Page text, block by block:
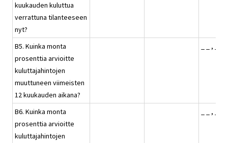
kuukauden kuluttua
verrattuna tilanteeseen
nyt?
B5. Kuinka monta
prosenttia arvioitte
kuluttajahintojen
muuttuneen viimeisten
12 kuukauden aikana?
_ _ , _ %
B6. Kuinka monta
prosenttia arvioitte
kuluttajahintojen
_ _ , _ %